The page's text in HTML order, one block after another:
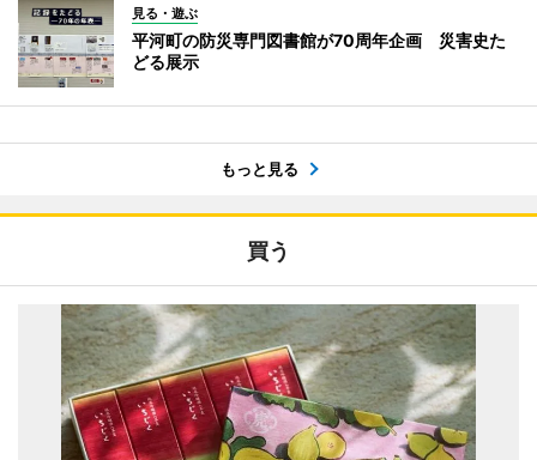
見る・遊ぶ
平河町の防災専門図書館が70周年企画 災害史た
どる展示
もっと見る
買う